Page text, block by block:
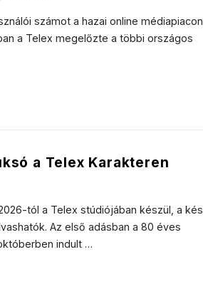
számot a hazai online
a Telex megelőzte a többi országos
a Telex Karakteren
tól a Telex stúdiójában készül, a
Az első adásban a 80 éves
indult …